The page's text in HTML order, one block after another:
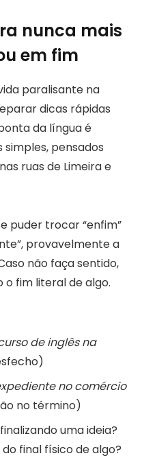
nunca mais
em fim
paralisante na
dicas rápidas
da língua é
pensados
ruas de Limeira e
puder trocar “enfim”
provavelmente a
não faça sentido,
o fim literal de algo.
de inglês na
no comércio
no término)
uma ideia?
do final físico de algo?